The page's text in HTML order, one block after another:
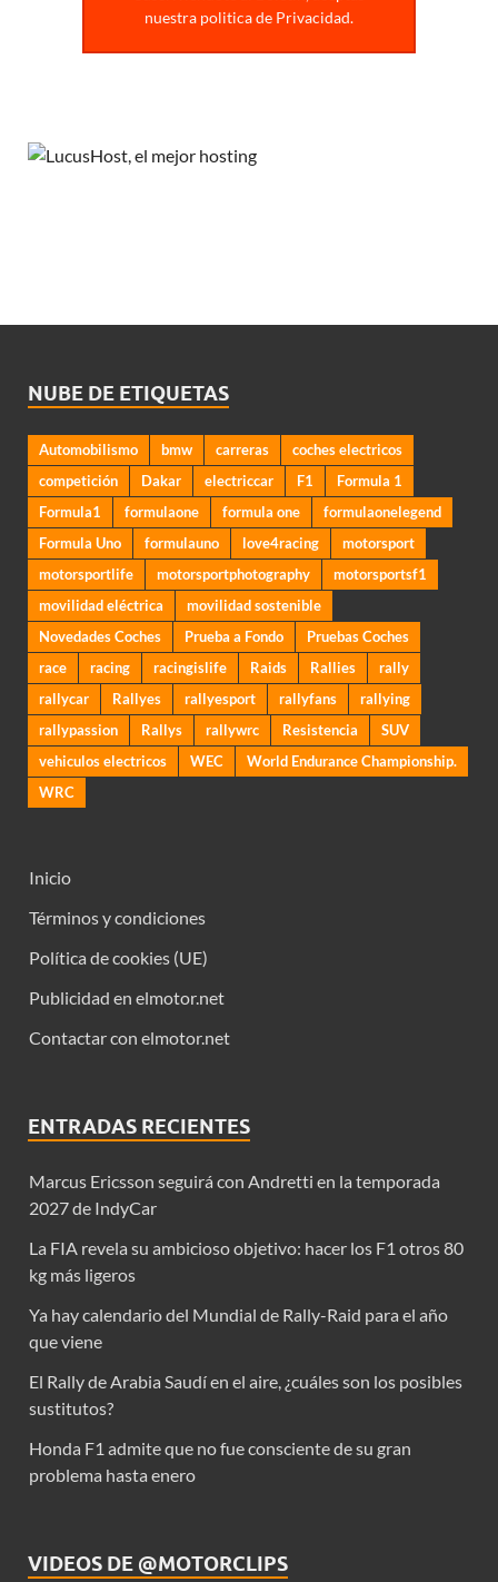
nuestra politica de Privacidad.
NUBE DE ETIQUETAS
Automobilismo bmw carreras
coches electricos
competición
Dakar electriccar F1
Formula 1
Formula1
formulaone formula one
formulaonelegend
Formula Uno
formulauno love4racing
motorsport
motorsportlife
motorsportphotography
motorsportsf1
movilidad eléctrica
movilidad sostenible
Novedades Coches
Prueba a Fondo
Pruebas Coches
race
racing racingislife Raids Rallies
rally
rallycar
Rallyes rallyesport rallyfans
rallying
rallypassion
Rallys rallywrc Resistencia
SUV
vehiculos electricos
WEC
World Endurance Championship.
WRC
Inicio
Términos y condiciones
Política de cookies (UE)
Publicidad en elmotor.net
Contactar con elmotor.net
ENTRADAS RECIENTES
Marcus Ericsson seguirá con Andretti en la temporada
2027 de IndyCar
La FIA revela su ambicioso objetivo: hacer los F1 otros 80
kg más ligeros
Ya hay calendario del Mundial de Rally-Raid para el año
que viene
El Rally de Arabia Saudí en el aire, ¿cuáles son los posibles
sustitutos?
Honda F1 admite que no fue consciente de su gran
problema hasta enero
VIDEOS DE @MOTORCLIPS